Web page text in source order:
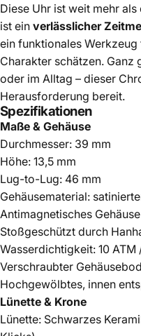
Diese Uhr ist weit mehr
ist ein verlässlicher
ein funktionales
Charakter schätzen. Ganz
oder im Alltag – dieser
Herausforderung bereit.
Spezifikationen
Maße & Gehäuse
Durchmesser: 39 mm
Höhe: 13,5 mm
Lug-to-Lug: 46 mm
Gehäusematerial:
Antimagnetisches Gehäuse
Stoßgeschützt durch
Wasserdichtigkeit: 10 ATM
Verschraubter
Hochgewölbtes, innen
Lünette & Krone
Lünette: Schwarzes